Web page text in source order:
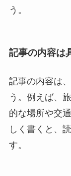
う。
記事の内容は
記事の内容は
う。例えば、
的な場所や交
しく書くと、
す。